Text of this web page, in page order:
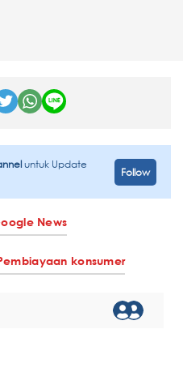
untuk Update
Follow
News
konsumer